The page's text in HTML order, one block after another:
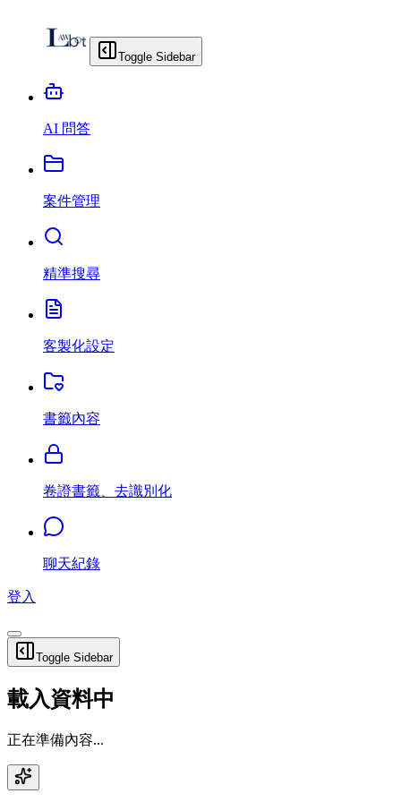
Toggle Sidebar
AI 問答
案件管理
精準搜尋
客製化設定
書籤內容
卷證書籤、去識別化
聊天紀錄
登入
Toggle Sidebar
載入資料中
正在準備內容...